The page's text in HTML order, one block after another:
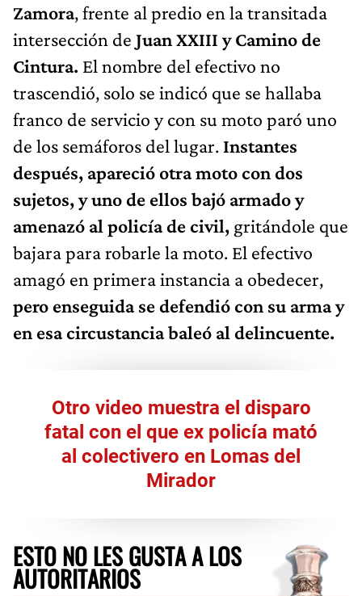
Zamora, frente al predio en la transitada
intersección de Juan XXIII y Camino de
Cintura. El nombre del efectivo no
trascendió, solo se indicó que se hallaba
franco de servicio y con su moto paró uno
de los semáforos del lugar. Instantes
después, apareció otra moto con dos
sujetos, y uno de ellos bajó armado y
amenazó al policía de civil, gritándole que
bajara para robarle la moto. El efectivo
amagó en primera instancia a obedecer,
pero enseguida se defendió con su arma y
en esa circustancia baleó al delincuente.
Otro video muestra el disparo
fatal con el que ex policía mató
al colectivero en Lomas del
Mirador
ESTO NO LES GUSTA A LOS
AUTORITARIOS